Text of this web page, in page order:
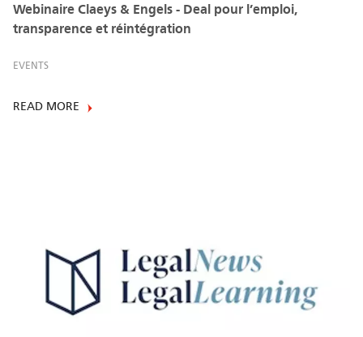
Webinaire Claeys & Engels - Deal pour l’emploi,
transparence et réintégration
EVENTS
READ MORE